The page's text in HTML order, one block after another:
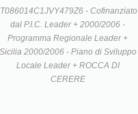
- Cofinanziato
dal P.I.C. Leader + 2000/2006 -
Programma Regionale Leader +
Sicilia 2000/2006 - Piano di Sviluppo
Locale Leader + ROCCA DI
CERERE